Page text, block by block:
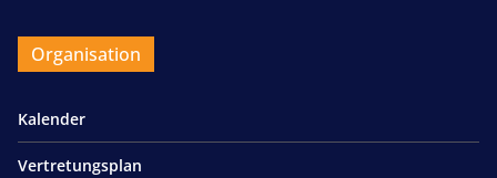
Organisation
Kalender
Vertretungsplan